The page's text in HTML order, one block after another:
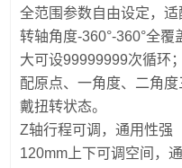
全范围参数自由设定，
转轴角度-360°-360°全
大可设99999999次循环
配原点、一角度、二角
戴扭转状态。
Z轴行程可调，通用性强
120mm上下可调空间，